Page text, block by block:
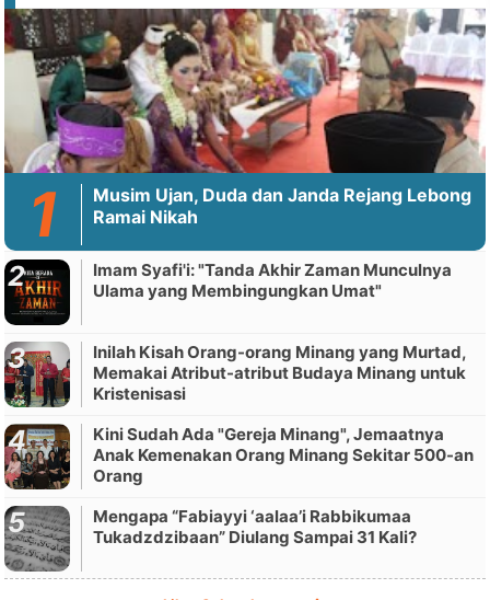
Musim Ujan, Duda dan Janda Rejang Lebong
Ramai Nikah
Imam Syafi'i: "Tanda Akhir Zaman Munculnya
Ulama yang Membingungkan Umat"
Inilah Kisah Orang-orang Minang yang Murtad,
Memakai Atribut-atribut Budaya Minang untuk
Kristenisasi
Kini Sudah Ada "Gereja Minang", Jemaatnya
Anak Kemenakan Orang Minang Sekitar 500-an
Orang
Mengapa “Fabiayyi ‘aalaa’i Rabbikumaa
Tukadzdzibaan” Diulang Sampai 31 Kali?